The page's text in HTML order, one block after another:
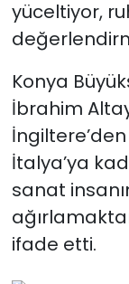
yüceltiyor,
Konya
İbrahim
İtalya’ya
sanat
ifade etti.